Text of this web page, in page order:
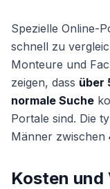
Spezielle Online-
schnell zu
Monteure und
zeigen, dass über
normale Suche
Portale sind. Die
Männer zwischen
Kosten und